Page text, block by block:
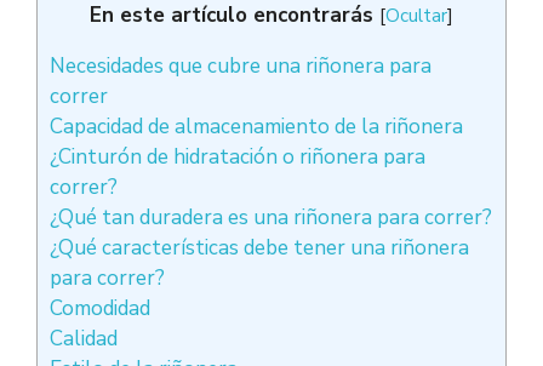
En este artículo encontrarás [Ocultar]
Necesidades que cubre una riñonera para
correr
Capacidad de almacenamiento de la riñonera
¿Cinturón de hidratación o riñonera para
correr?
¿Qué tan duradera es una riñonera para correr?
¿Qué características debe tener una riñonera
para correr?
Comodidad
Calidad